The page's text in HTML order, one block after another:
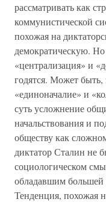
рассматривать как
коммунистической
похожая на
демократическую.
«централизация» и
годятся. Может быть,
«единоначалие» и
суть усложнение
начальствования и
обществу как
диктатор Сталин не
социологическом
обладавшим большей
Тенденция, похожая